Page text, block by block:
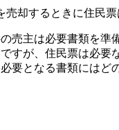
売主は必要書類を
すが、住民票は必要
要となる書類にはど